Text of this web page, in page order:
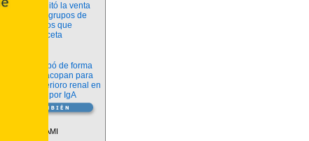
ANMAT habilitó la venta
libre de diez grupos de
medicamentos que
requerían receta
La FDA aprobó de forma
definitiva iptacopan para
frenar el deterioro renal en
la nefropatía por IgA
Descuentos PAMI